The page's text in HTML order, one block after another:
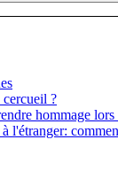
?
hommage lors
l'étranger: